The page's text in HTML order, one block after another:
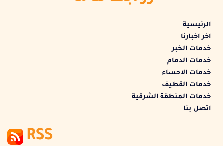
الرئيسية
اخر اخبارنا
خدمات الخبر
خدمات الدمام
خدمات الاحساء
خدمات القطيف
خدمات المنطقة الشرقية
اتصل بنا
RSS